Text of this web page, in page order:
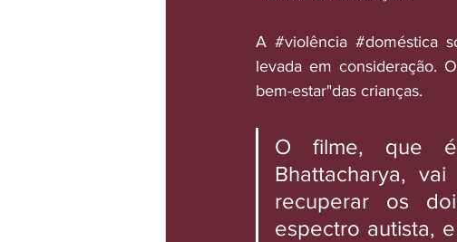
A #violência #doméstica
levada em consideração.
bem-estar"das crianças.
O filme, que é
Bhattacharya,
recuperar os
espectro autista,